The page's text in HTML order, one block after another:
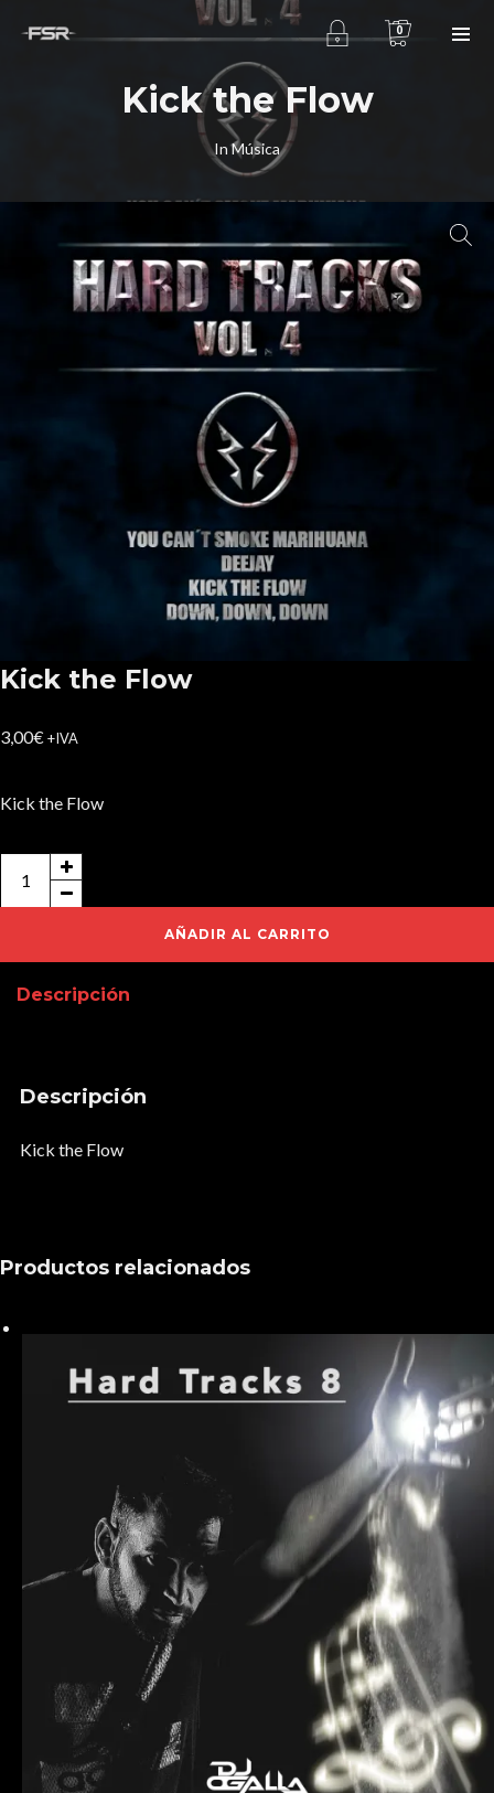
0
Kick the Flow
InMúsica
Kick the Flow
3,00€ +IVA
Kick the Flow
cantidad
AÑADIR AL CARRITO
Descripción
Descripción
Kick the Flow
Productos relacionados